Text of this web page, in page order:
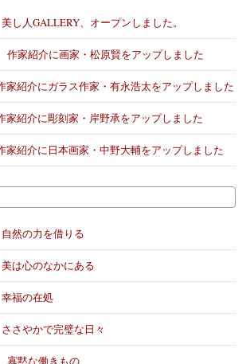
美し人GALLERY、オープンしました。
作家紹介に画家・松原賢をアップしました
家紹介にガラス作家・有永浩太をアップしました
家紹介に彫刻家・岸野承をアップしました
家紹介に日本画家・中野大輔をアップしました
自然の力を借りる
美は心のなかにある
幸福の在処
ささやかで完璧な日々
寡黙な働きもの